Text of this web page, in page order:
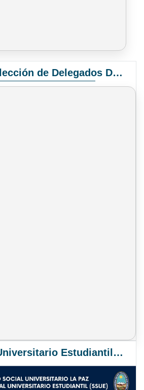
Convocatoria Elección de Delegados Docentes para el XIV Congreso Nacional de Universidades
Seguro Social Universitario Estudiantil SSUE